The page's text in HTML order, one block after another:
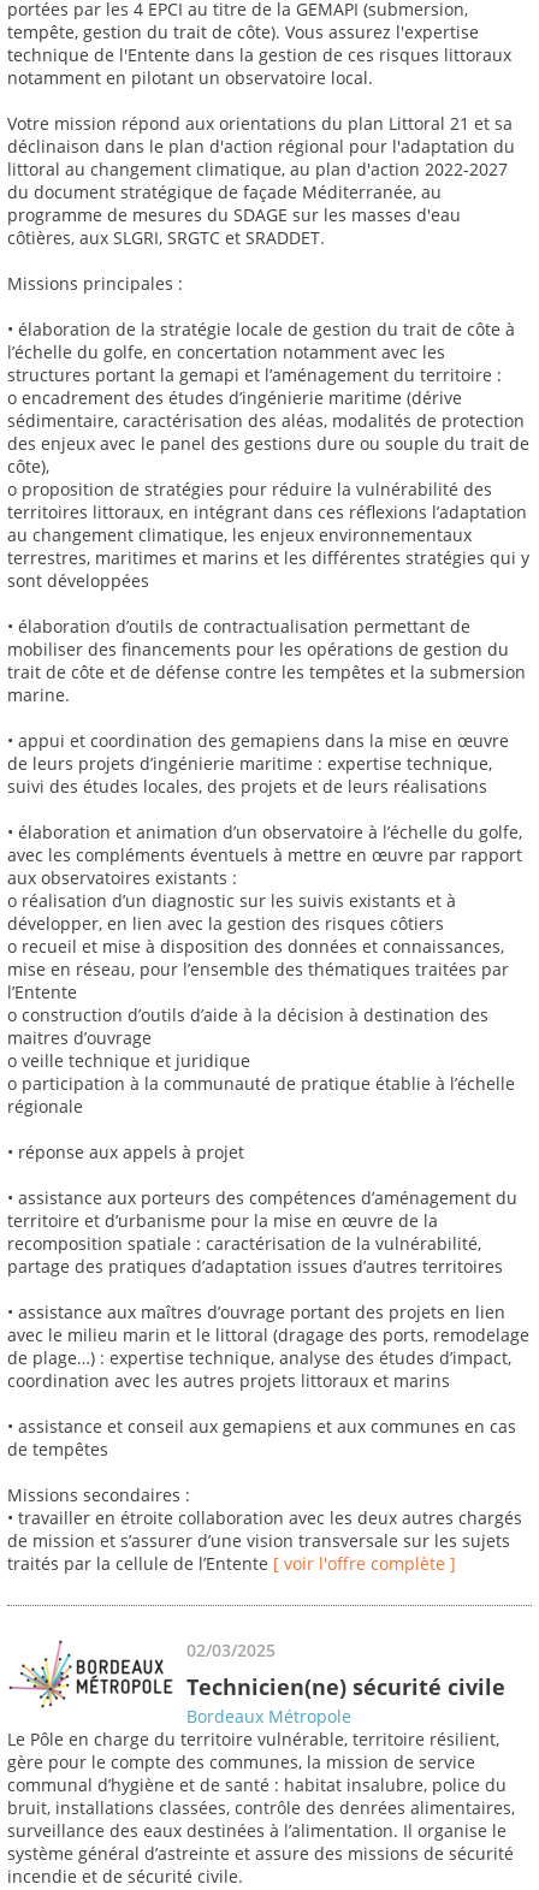
portées par les 4 EPCI au titre de la GEMAPI (submersion,
tempête, gestion du trait de côte). Vous assurez l'expertise
technique de l'Entente dans la gestion de ces risques littoraux
notamment en pilotant un observatoire local.
Votre mission répond aux orientations du plan Littoral 21 et sa
déclinaison dans le plan d'action régional pour l'adaptation du
littoral au changement climatique, au plan d'action 2022-2027
du document stratégique de façade Méditerranée, au
programme de mesures du SDAGE sur les masses d'eau
côtières, aux SLGRI, SRGTC et SRADDET.
Missions principales :
• élaboration de la stratégie locale de gestion du trait de côte à
l’échelle du golfe, en concertation notamment avec les
structures portant la gemapi et l’aménagement du territoire :
o encadrement des études d’ingénierie maritime (dérive
sédimentaire, caractérisation des aléas, modalités de protection
des enjeux avec le panel des gestions dure ou souple du trait de
côte),
o proposition de stratégies pour réduire la vulnérabilité des
territoires littoraux, en intégrant dans ces réflexions l’adaptation
au changement climatique, les enjeux environnementaux
terrestres, maritimes et marins et les différentes stratégies qui y
sont développées
• élaboration d’outils de contractualisation permettant de
mobiliser des financements pour les opérations de gestion du
trait de côte et de défense contre les tempêtes et la submersion
marine.
• appui et coordination des gemapiens dans la mise en œuvre
de leurs projets d’ingénierie maritime : expertise technique,
suivi des études locales, des projets et de leurs réalisations
• élaboration et animation d’un observatoire à l’échelle du golfe,
avec les compléments éventuels à mettre en œuvre par rapport
aux observatoires existants :
o réalisation d’un diagnostic sur les suivis existants et à
développer, en lien avec la gestion des risques côtiers
o recueil et mise à disposition des données et connaissances,
mise en réseau, pour l’ensemble des thématiques traitées par
l’Entente
o construction d’outils d’aide à la décision à destination des
maitres d’ouvrage
o veille technique et juridique
o participation à la communauté de pratique établie à l’échelle
régionale
• réponse aux appels à projet
• assistance aux porteurs des compétences d’aménagement du
territoire et d’urbanisme pour la mise en œuvre de la
recomposition spatiale : caractérisation de la vulnérabilité,
partage des pratiques d’adaptation issues d’autres territoires
• assistance aux maîtres d’ouvrage portant des projets en lien
avec le milieu marin et le littoral (dragage des ports, remodelage
de plage…) : expertise technique, analyse des études d’impact,
coordination avec les autres projets littoraux et marins
• assistance et conseil aux gemapiens et aux communes en cas
de tempêtes
Missions secondaires :
• travailler en étroite collaboration avec les deux autres chargés
de mission et s’assurer d’une vision transversale sur les sujets
traités par la cellule de l’Entente [ voir l'offre complète ]
02/03/2025
Technicien(ne) sécurité civile
Bordeaux Métropole
Le Pôle en charge du territoire vulnérable, territoire résilient,
gère pour le compte des communes, la mission de service
communal d’hygiène et de santé : habitat insalubre, police du
bruit, installations classées, contrôle des denrées alimentaires,
surveillance des eaux destinées à l’alimentation. Il organise le
système général d’astreinte et assure des missions de sécurité
incendie et de sécurité civile.